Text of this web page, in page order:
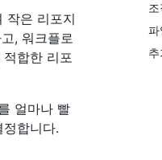
파
작은 리포지
, 워크플로
합한 리포
얼마나 빨
합니다.